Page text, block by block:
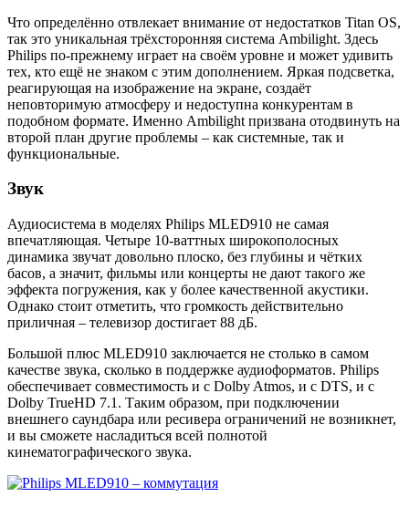
Что определённо отвлекает внимание от недостатков Titan OS,
так это уникальная трёхсторонняя система Ambilight. Здесь
Philips по-прежнему играет на своём уровне и может удивить
тех, кто ещё не знаком с этим дополнением. Яркая подсветка,
реагирующая на изображение на экране, создаёт
неповторимую атмосферу и недоступна конкурентам в
подобном формате. Именно Ambilight призвана отодвинуть на
второй план другие проблемы – как системные, так и
функциональные.
Звук
Аудиосистема в моделях Philips MLED910 не самая
впечатляющая. Четыре 10-ваттных широкополосных
динамика звучат довольно плоско, без глубины и чётких
басов, а значит, фильмы или концерты не дают такого же
эффекта погружения, как у более качественной акустики.
Однако стоит отметить, что громкость действительно
приличная – телевизор достигает 88 дБ.
Большой плюс MLED910 заключается не столько в самом
качестве звука, сколько в поддержке аудиоформатов. Philips
обеспечивает совместимость и с Dolby Atmos, и с DTS, и с
Dolby TrueHD 7.1. Таким образом, при подключении
внешнего саундбара или ресивера ограничений не возникнет,
и вы сможете насладиться всей полнотой
кинематографического звука.